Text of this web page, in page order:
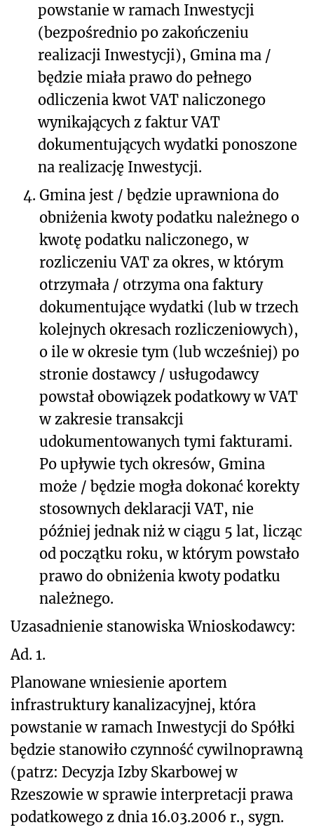
powstanie w ramach Inwestycji
(bezpośrednio po zakończeniu
realizacji Inwestycji), Gmina ma /
będzie miała prawo do pełnego
odliczenia kwot VAT naliczonego
wynikających z faktur VAT
dokumentujących wydatki ponoszone
na realizację Inwestycji.
4. Gmina jest / będzie uprawniona do
obniżenia kwoty podatku należnego o
kwotę podatku naliczonego, w
rozliczeniu VAT za okres, w którym
otrzymała / otrzyma ona faktury
dokumentujące wydatki (lub w trzech
kolejnych okresach rozliczeniowych),
o ile w okresie tym (lub wcześniej) po
stronie dostawcy / usługodawcy
powstał obowiązek podatkowy w VAT
w zakresie transakcji
udokumentowanych tymi fakturami.
Po upływie tych okresów, Gmina
może / będzie mogła dokonać korekty
stosownych deklaracji VAT, nie
później jednak niż w ciągu 5 lat, licząc
od początku roku, w którym powstało
prawo do obniżenia kwoty podatku
należnego.
Uzasadnienie stanowiska Wnioskodawcy:
Ad. 1.
Planowane wniesienie aportem
infrastruktury kanalizacyjnej, która
powstanie w ramach Inwestycji do Spółki
będzie stanowiło czynność cywilnoprawną
(patrz: Decyzja Izby Skarbowej w
Rzeszowie w sprawie interpretacji prawa
podatkowego z dnia 16.03.2006 r., sygn.